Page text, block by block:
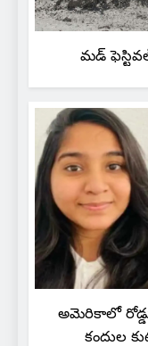
మడ్
అమెరికాలో
కందుల